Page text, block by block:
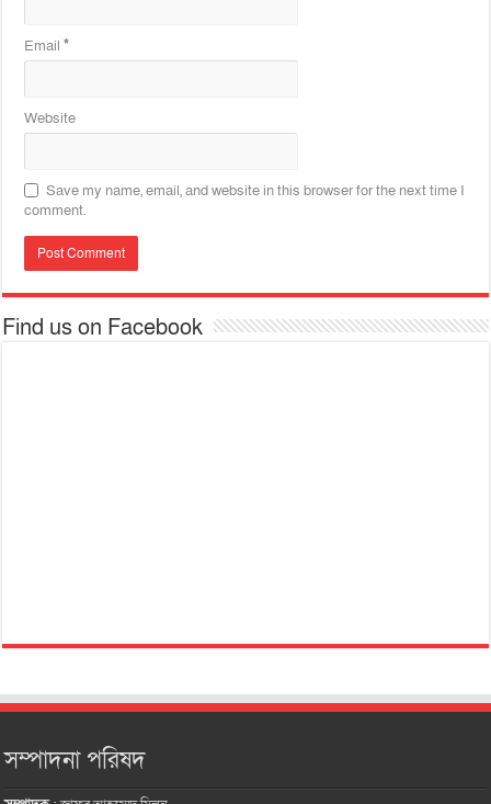
Email*
Website
Save my name, email, and website in this browser for the next time I
comment.
Find us on Facebook
সম্পাদনা পরিষদ